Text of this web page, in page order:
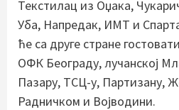
Текстилац из Оџака,
Уба, Напредак, ИМТ и
ће са друге стране
ОФК Београду, лучанској
Пазару, ТСЦ-у, Партизану,
Радничком и Војводини.